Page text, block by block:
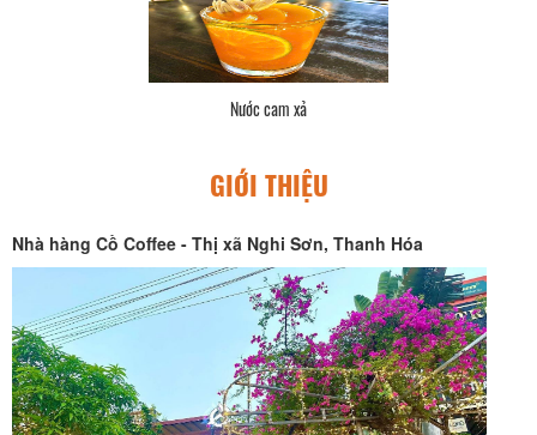
Nước cam xả
GIỚI THIỆU
Nhà hàng Cồ Coffee - Thị xã Nghi Sơn, Thanh Hóa